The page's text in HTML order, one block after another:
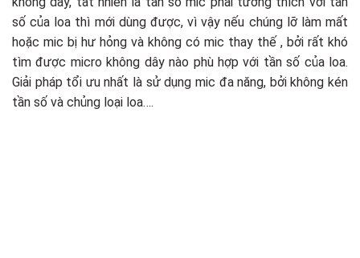
số của loa thì mới dùng được, vì vậy nếu chúng lỡ làm mất
hoặc mic bị hư hỏng và không có mic thay thế , bởi rất khó
tìm được micro không dây nào phù hợp với tần số của loa.
Giải pháp tổi ưu nhất là sử dụng mic đa năng, bởi không kén
tần số và chủng loại loa….